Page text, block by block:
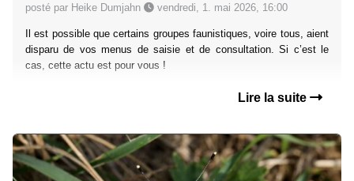
posté par Heike Dumjahn vendredi, 1. mai 2026, 16:00
Il est possible que certains groupes faunistiques, voire tous, aient
disparu de vos menus de saisie et de consultation. Si c’est le
cas, cette actu est pour vous !
Lire la suite